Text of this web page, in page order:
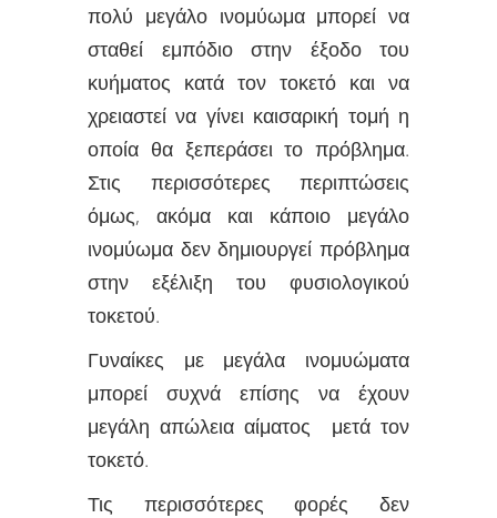
πολύ μεγάλο ινομύωμα μπορεί να
σταθεί εμπόδιο στην έξοδο του
κυήματος κατά τον τοκετό και να
χρειαστεί να γίνει καισαρική τομή η
οποία θα ξεπεράσει το πρόβλημα.
Στις περισσότερες περιπτώσεις
όμως, ακόμα και κάποιο μεγάλο
ινομύωμα δεν δημιουργεί πρόβλημα
στην εξέλιξη του φυσιολογικού
τοκετού.
Γυναίκες με μεγάλα ινομυώματα
μπορεί συχνά επίσης να έχουν
μεγάλη απώλεια αίματος μετά τον
τοκετό.
Τις περισσότερες φορές δεν